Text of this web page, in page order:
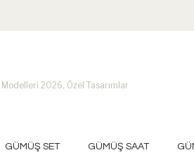
GÜMÜŞ SET GÜMÜŞ SAAT